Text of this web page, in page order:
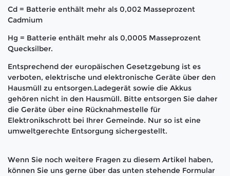
Cd = Batterie enthält mehr als 0,002 Masseprozent
Cadmium
Hg = Batterie enthält mehr als 0,0005 Masseprozent
Quecksilber.
Entsprechend der europäischen Gesetzgebung ist es
verboten, elektrische und elektronische Geräte über den
Hausmüll zu entsorgen.Ladegerät sowie die Akkus
gehören nicht in den Hausmüll. Bitte entsorgen Sie daher
die Geräte über eine Rücknahmestelle für
Elektronikschrott bei Ihrer Gemeinde. Nur so ist eine
umweltgerechte Entsorgung sichergestellt.
Wenn Sie noch weitere Fragen zu diesem Artikel haben,
können Sie uns gerne über das unten stehende Formular